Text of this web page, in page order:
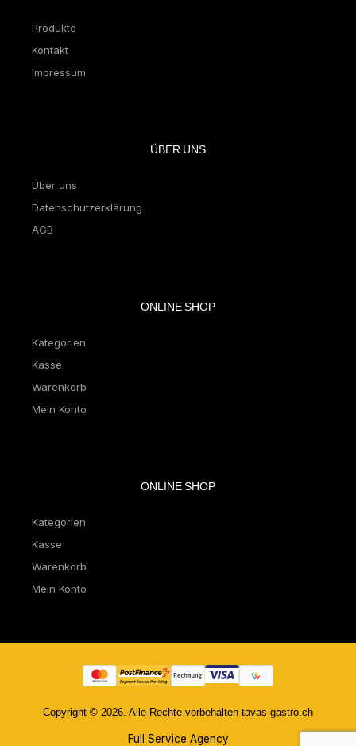
Produkte
Kontakt
Impressum
ÜBER UNS
Über uns
Datenschutzerklärung
AGB
ONLINE SHOP
Kategorien
Kasse
Warenkorb
Mein Konto
ONLINE SHOP
Kategorien
Kasse
Warenkorb
Mein Konto
Copyright © 2026. Alle Rechte vorbehalten tavas-gastro.ch
Full Service Agency